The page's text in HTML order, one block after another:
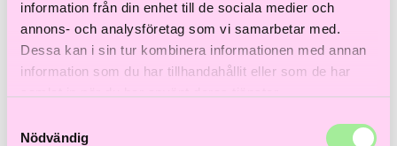
information från din enhet till de sociala medier och
annons- och analysföretag som vi samarbetar med.
Dessa kan i sin tur kombinera informationen med annan
information som du har tillhandahållit eller som de har
Nödvändig
Hem>Åldrande hår> Root Boost 250 ml